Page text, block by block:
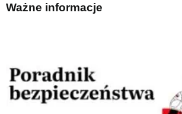
Ważne informacje